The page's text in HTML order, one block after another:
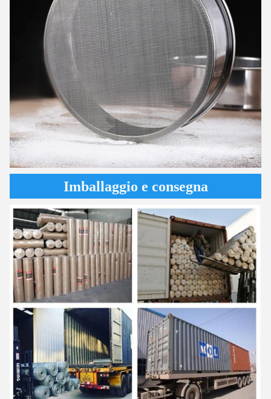
Imballaggio e consegna